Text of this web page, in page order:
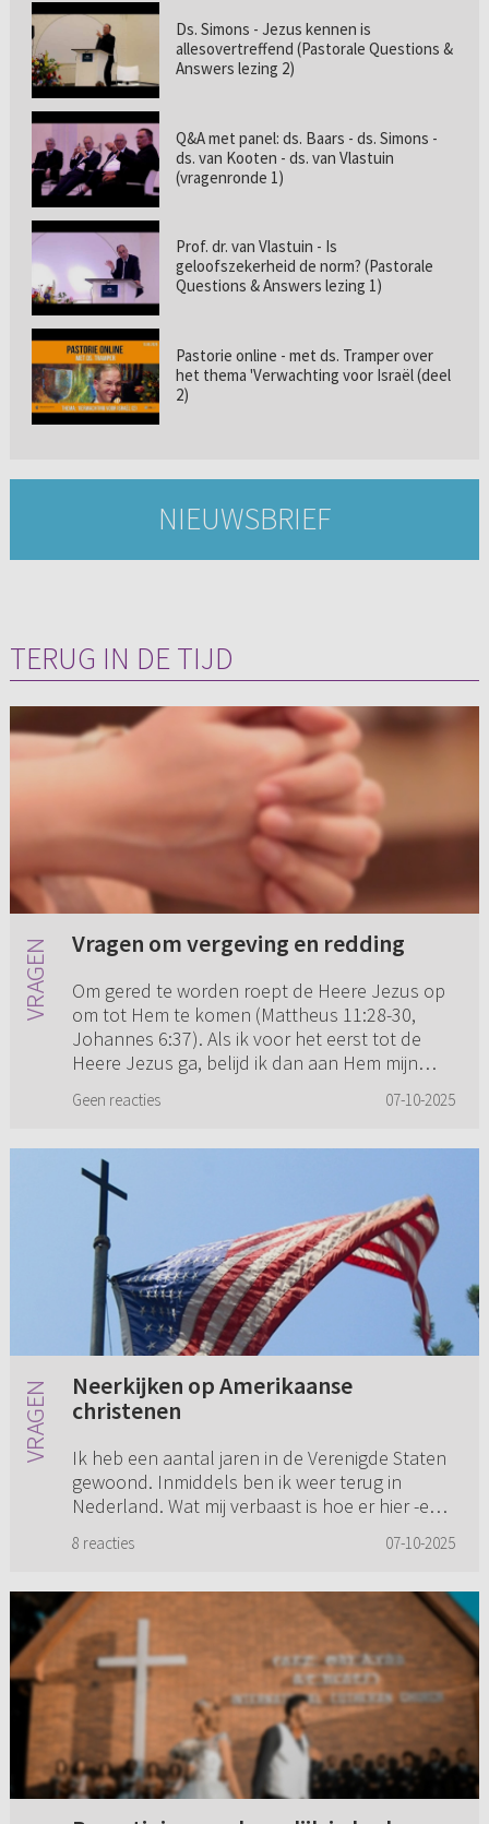
Ds. Simons - Jezus kennen is
allesovertreffend (Pastorale Questions &
Answers lezing 2)
Q&A met panel: ds. Baars - ds. Simons -
ds. van Kooten - ds. van Vlastuin
(vragenronde 1)
Prof. dr. van Vlastuin - Is
geloofszekerheid de norm? (Pastorale
Questions & Answers lezing 1)
Pastorie online - met ds. Tramper over
het thema 'Verwachting voor Israël (deel
2)
NIEUWSBRIEF
TERUG IN DE TIJD
Vragen om vergeving en redding
Om gered te worden roept de Heere Jezus op
om tot Hem te komen (Mattheus 11:28-30,
Johannes 6:37). Als ik voor het eerst tot de
Heere Jezus ga, belijd ik dan aan Hem mijn
Geen reacties 07-10-2025
Neerkijken op Amerikaanse
christenen
Ik heb een aantal jaren in de Verenigde Staten
gewoond. Inmiddels ben ik weer terug in
Nederland. Wat mij verbaast is hoe er hier -en
gedacht over Amerikaan...
8 reacties 07-10-2025